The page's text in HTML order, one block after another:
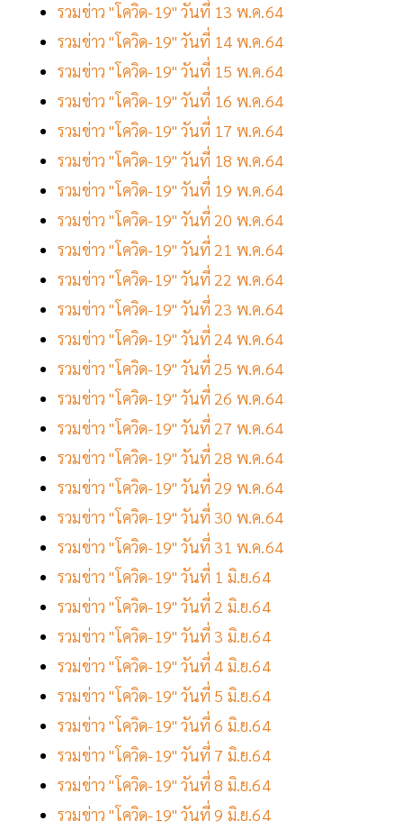
รวมข่าว "โควิด-19" วันที่ 13 พ.ค.64
รวมข่าว "โควิด-19" วันที่ 14 พ.ค.64
รวมข่าว "โควิด-19" วันที่ 15 พ.ค.64
รวมข่าว "โควิด-19" วันที่ 16 พ.ค.64
รวมข่าว "โควิด-19" วันที่ 17 พ.ค.64
รวมข่าว "โควิด-19" วันที่ 18 พ.ค.64
รวมข่าว "โควิด-19" วันที่ 19 พ.ค.64
รวมข่าว "โควิด-19" วันที่ 20 พ.ค.64
รวมข่าว "โควิด-19" วันที่ 21 พ.ค.64
รวมข่าว "โควิด-19" วันที่ 22 พ.ค.64
รวมข่าว "โควิด-19" วันที่ 23 พ.ค.64
รวมข่าว "โควิด-19" วันที่ 24 พ.ค.64
รวมข่าว "โควิด-19" วันที่ 25 พ.ค.64
รวมข่าว "โควิด-19" วันที่ 26 พ.ค.64
รวมข่าว "โควิด-19" วันที่ 27 พ.ค.64
รวมข่าว "โควิด-19" วันที่ 28 พ.ค.64
รวมข่าว "โควิด-19" วันที่ 29 พ.ค.64
รวมข่าว "โควิด-19" วันที่ 30 พ.ค.64
รวมข่าว "โควิด-19" วันที่ 31 พ.ค.64
รวมข่าว "โควิด-19" วันที่ 1 มิ.ย.64
รวมข่าว "โควิด-19" วันที่ 2 มิ.ย.64
รวมข่าว "โควิด-19" วันที่ 3 มิ.ย.64
รวมข่าว "โควิด-19" วันที่ 4 มิ.ย.64
รวมข่าว "โควิด-19" วันที่ 5 มิ.ย.64
รวมข่าว "โควิด-19" วันที่ 6 มิ.ย.64
รวมข่าว "โควิด-19" วันที่ 7 มิ.ย.64
รวมข่าว "โควิด-19" วันที่ 8 มิ.ย.64
รวมข่าว "โควิด-19" วันที่ 9 มิ.ย.64